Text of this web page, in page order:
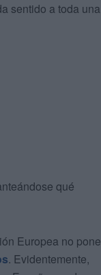
sentido a toda una
qué
Europea no pone
. Evidentemente,